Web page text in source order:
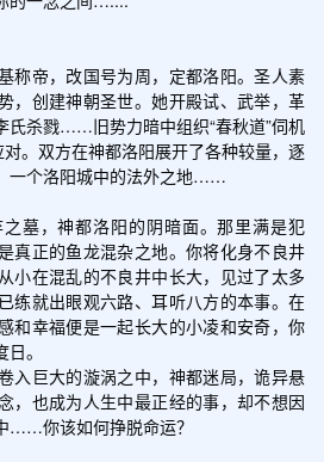
称帝，改国号为周，定都洛阳。圣人素
，创建神朝圣世。她开殿试、武举，革
氏杀戮……旧势力暗中组织“春秋道”伺机
对。双方在神都洛阳展开了各种较量，逐
一个洛阳城中的法外之地……
墓，神都洛阳的阴暗面。那里满是犯
真正的鱼龙混杂之地。你将化身不良井
小在混乱的不良井中长大，见过了太多
练就出眼观六路、耳听八方的本事。在
和幸福便是一起长大的小凌和安奇，你
。
入巨大的漩涡之中，神都迷局，诡异悬
，也成为人生中最正经的事，却不想因
……你该如何挣脱命运？